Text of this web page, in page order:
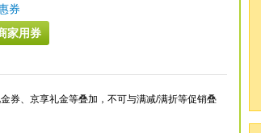
券
家用券
券、京享礼金等叠加，不可与满减/满折等促销叠